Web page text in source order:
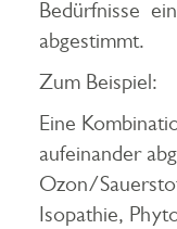
Bedürfnisse
abgestimmt.
Zum Beispiel:
Eine
aufeinander
Ozon/
Isopathie,